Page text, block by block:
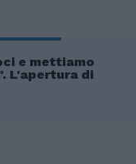
e mettiamo
L'apertura di